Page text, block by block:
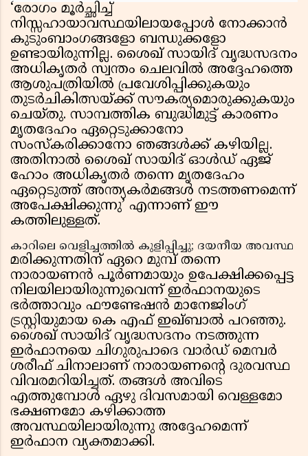
‘രോഗം മൂർച്ഛിച്ച്
നിസ്സഹായാവസ്ഥയിലായപ്പോൾ നോക്കാൻ
കുടുംബാംഗങ്ങളോ ബന്ധുക്കളോ
ഉണ്ടായിരുന്നില്ല. ശൈഖ് സായിദ് വൃദ്ധസദനം
അധികൃതർ സ്വന്തം ചെലവിൽ അദ്ദേഹത്തെ
ആശുപത്രിയിൽ പ്രവേശിപ്പിക്കുകയും
തുടർചികിത്സയ്ക്ക് സൗകര്യമൊരുക്കുകയും
ചെയ്തു. സാമ്പത്തിക ബുദ്ധിമുട്ട് കാരണം
മൃതദേഹം ഏറ്റെടുക്കാനോ
സംസ്കരിക്കാനോ ഞങ്ങൾക്ക് കഴിയില്ല.
അതിനാൽ ശൈഖ് സായിദ് ഓൾഡ് ഏജ്
ഹോം അധികൃതർ തന്നെ മൃതദേഹം
ഏറ്റെടുത്ത് അന്ത്യകർമങ്ങൾ നടത്തണമെന്ന്
അപേക്ഷിക്കുന്നു’ എന്നാണ് ഈ
കത്തിലുള്ളത്.
കാറിലെ വെളിച്ചത്തിൽ കുളിപ്പിച്ചു; ദയനീയ അവസ്ഥ
മരിക്കുന്നതിന് ഏറെ മുമ്പ് തന്നെ
നാരായണൻ പൂർണമായും ഉപേക്ഷിക്കപ്പെട്ട
നിലയിലായിരുന്നുവെന്ന് ഇർഫാനയുടെ
ഭർത്താവും ഫൗണ്ടേഷൻ മാനേജിംഗ്
ട്രസ്റ്റിയുമായ കെ എഫ് ഇഖ്ബാൽ പറഞ്ഞു.
ശൈഖ് സായിദ് വൃദ്ധസദനം നടത്തുന്ന
ഇർഫാനയെ ചിഗുരുപാദെ വാർഡ് മെമ്പർ
ശരീഫ് ചിനാലാണ് നാരായണൻ്റെ ദുരവസ്ഥ
വിവരമറിയിച്ചത്. തങ്ങൾ അവിടെ
എത്തുമ്പോൾ ഏഴു ദിവസമായി വെള്ളമോ
ഭക്ഷണമോ കഴിക്കാത്ത
അവസ്ഥയിലായിരുന്നു അദ്ദേഹമെന്ന്
ഇർഫാന വ്യക്തമാക്കി.